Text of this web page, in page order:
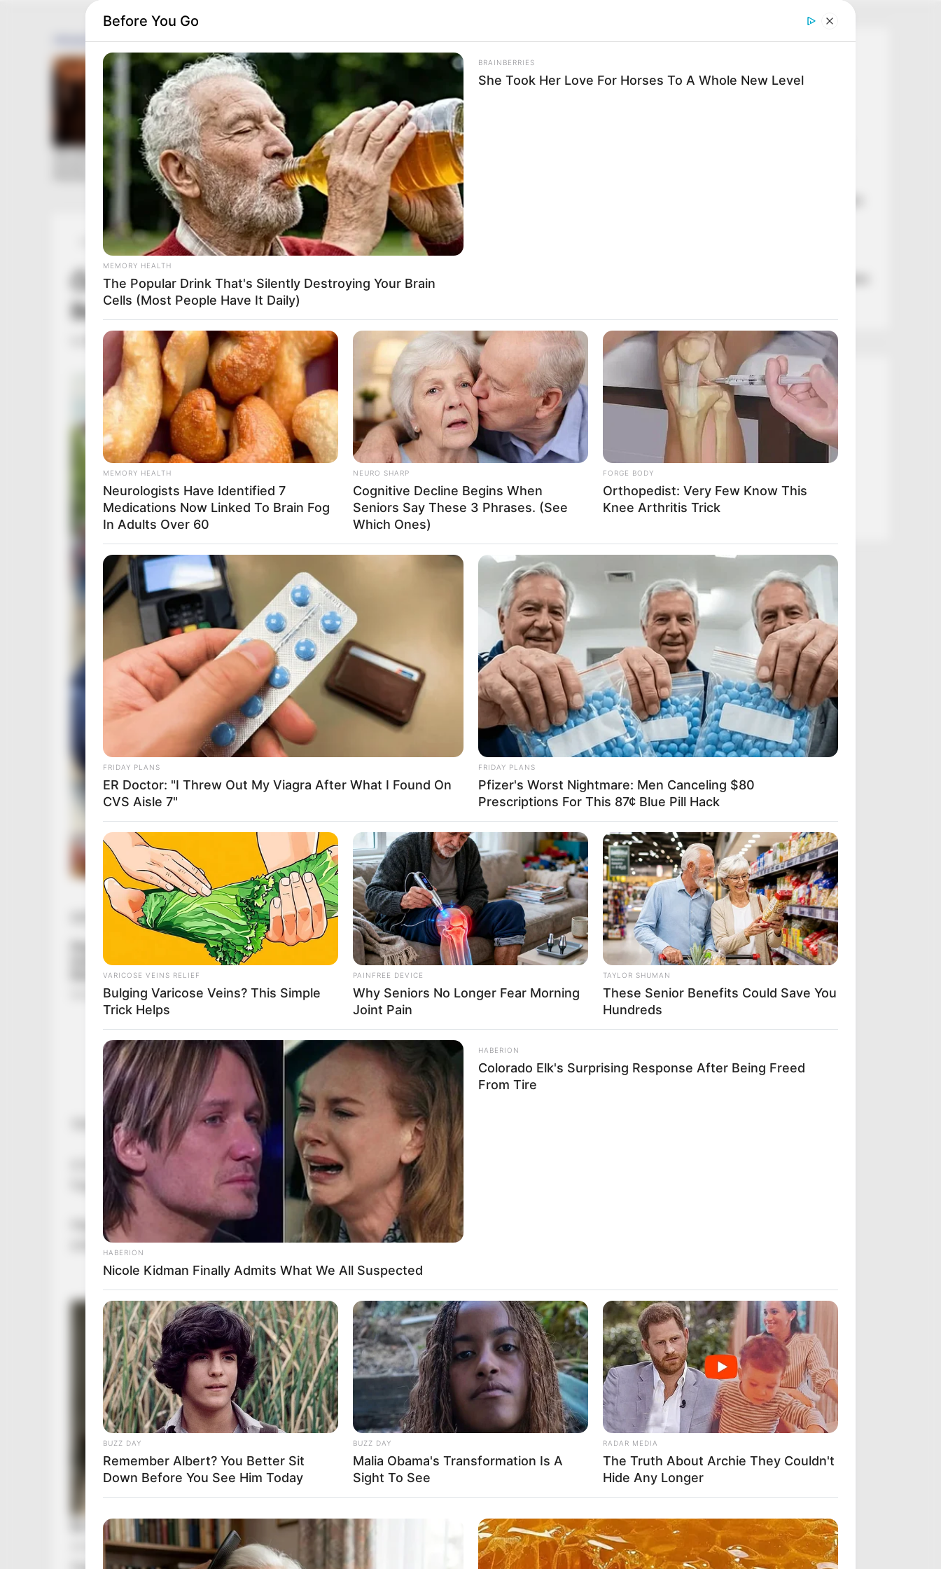
PostedFriss hírek
Őrület, milyen ételt kóstolt meg Magyar Péter
Berlinben: mutatjuk az erről készült videót!
Szerző • June 4, 2026
1949-ben Herta Heuwer találta ki, aki egy nyugat-berlini élelmiszerboltban kezdte árulni.
A Deutsches Currywurst Museum becslése szerint Németországban évente 800 millió currywurstot
fogyasztanak.\
Még durvább, hogy csak Berlinben 70 millió darabot sznek évente ebből a kolbászfajtából az
emberek.
🚨 Nincs kegyelem: Pataky Attilának
Kategóriák
Friss hírek
Művészek
Természet
Történetek
Világ
Before You Go
MEMORY HEALTH
The Popular Drink That's Silently Destroying Your Brain
Cells (Most People Have It Daily)
BRAINBERRIES
She Took Her Love For Horses To A Whole New Level
MEMORY HEALTH
Neurologists Have Identified 7
Medications Now Linked To Brain Fog
In Adults Over 60
NEURO SHARP
Cognitive Decline Begins When
Seniors Say These 3 Phrases. (See
Which Ones)
FORGE BODY
Orthopedist: Very Few Know This
Knee Arthritis Trick
FRIDAY PLANS
ER Doctor: "I Threw Out My Viagra After What I Found On
CVS Aisle 7"
FRIDAY PLANS
Pfizer's Worst Nightmare: Men Canceling $80
Prescriptions For This 87¢ Blue Pill Hack
VARICOSE VEINS RELIEF
Bulging Varicose Veins? This Simple
Trick Helps
PAINFREE DEVICE
Why Seniors No Longer Fear Morning
Joint Pain
TAYLOR SHUMAN
These Senior Benefits Could Save You
Hundreds
HABERION
Nicole Kidman Finally Admits What We All Suspected
HABERION
Colorado Elk's Surprising Response After Being Freed
From Tire
BUZZ DAY
Remember Albert? You Better Sit
Down Before You See Him Today
BUZZ DAY
Malia Obama's Transformation Is A
Sight To See
RADAR MEDIA
The Truth About Archie They Couldn't
Hide Any Longer